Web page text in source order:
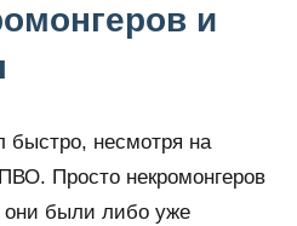
и
быстро, несмотря на
Просто некромонгеров
были либо уже